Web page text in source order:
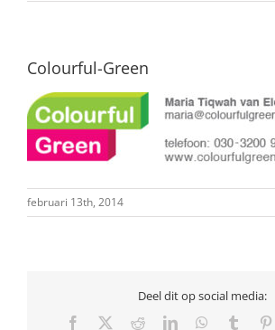
Colourful-Green
februari 13th, 2014
Deel dit op social media:
Facebook RedditLinkedInWhatsApp
Tumblr